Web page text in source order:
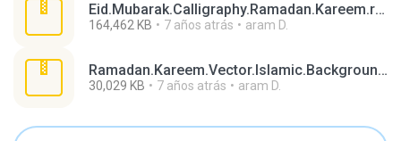
Eid.Mubarak.Calligraphy.Ramadan.Kareem.rar
164,462 KB 7 años atrás aram D.
Ramadan.Kareem.Vector.Islamic.Background.rar
30,029 KB 7 años atrás aram D.